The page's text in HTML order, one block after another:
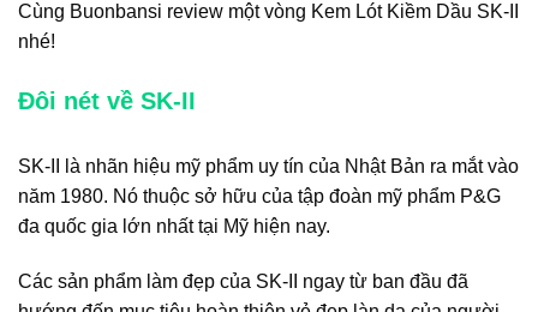
Cùng Buonbansi review một vòng Kem Lót Kiềm Dầu SK-II
nhé!
Đôi nét về SK-II
SK-II là nhãn hiệu mỹ phẩm uy tín của Nhật Bản ra mắt vào
năm 1980. Nó thuộc sở hữu của tập đoàn mỹ phẩm P&G
đa quốc gia lớn nhất tại Mỹ hiện nay.
Các sản phẩm làm đẹp của SK-II ngay từ ban đầu đã